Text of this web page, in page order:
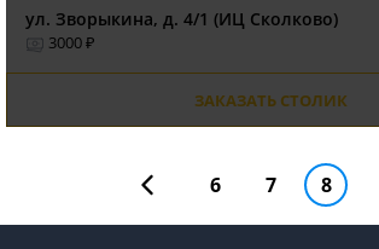
ул. Зворыкина, д. 4/1 (ИЦ Сколково)
3000 ₽
ЗАКАЗАТЬ СТОЛИК
6 7 8